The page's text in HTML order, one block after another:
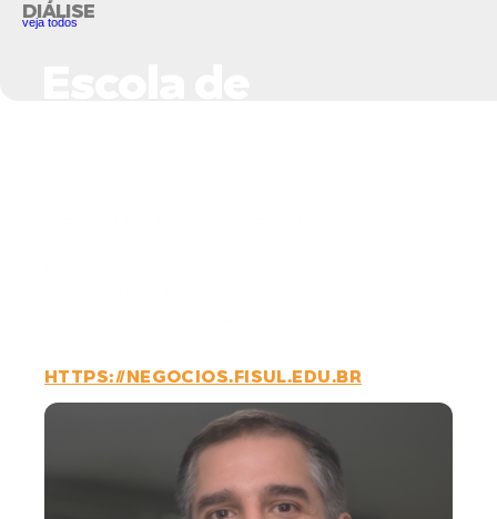
DIÁLISE
veja todos
HTTPS://NEGOCIOS.FISUL.EDU.BR